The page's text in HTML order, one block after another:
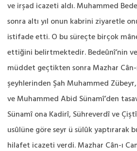
ve irşad icazeti aldı. Muhammed
sonra altı yıl onun kabrini ziyaretle
istifade etti. O bu süreçte birçok
ettiğini belirtmektedir. Bedeûnî’nin
müddet geçtikten sonra Mazhar Cân-
şeyhlerinden Şah Muhammed Zübeyr,
ve Muhammed Abid Sünamî’den
Sünamî ona Kadirî, Sühreverdî ve
usûlüne göre seyr ü sülûk yaptırarak
hilafet icazeti verdi. Mazhar Cân-ı